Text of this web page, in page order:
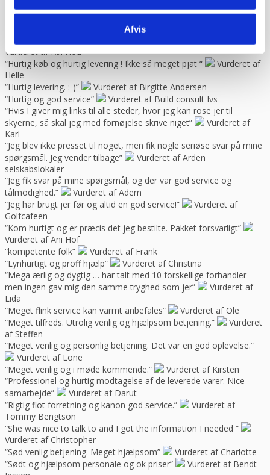
Afvis
“Har købt mange maskiner og fået god hjælp når der har været
Vurderet af Patricia
“Hjemmeside nem og hurtig at overskue samt hurtig betjening”
Vurderet af Kai Hou
“Hurtig køb og hurtig levering ! Ikke så meget pjat “
Vurderet af
Helle
“Hurtig levering. :-)”
Vurderet af Birgitte Andersen
“Hurtig og god service”
Vurderet af Build consult Ivs
“Hvis I giver mig links til alle steder, hvor jeg kan rose jer til
skyerne, så skal jeg med fornøjelse skrive niget”
Vurderet af
Karl
“Jeg blev ikke presset til noget, men fik nogle seriøse svar på mine
spørgsmål. Jeg vender tilbage”
Vurderet af Arden
selskabslokaler
“Jeg fik svar på mine spørgsmål, og der var god service og
tålmodighed.”
Vurderet af Adem
“Jeg har brugt jer før og altid en god service!”
Vurderet af
Golfcafeen
“Kom hurtigt og er præcis det jeg bestilte. Pakket forsvarligt”
Vurderet af Ani Hof
“kompetente folk”
Vurderet af Frank
“Lynhurtigt og proff hjælp”
Vurderet af Christina
“Mega ærlig og dygtig … har talt med 10 forskellige forhandler
men ingen gav mig den samme tryghed som jer”
Vurderet af
Lida
“Meget flink service kan varmt anbefales”
Vurderet af Ole
“Meget tilfreds. Utrolig venlig og hjælpsom betjening.”
Vurderet
af Steffen
“Meget venlig og personlig betjening. Det var en god oplevelse.”
Vurderet af Lone
“Meget venlig og i møde kommende.”
Vurderet af Kirsten
“Professionel og hurtig modtagelse af de leverede varer. Nice
samarbejde”
Vurderet af Darut
“Rigtig flot forretning og kanon god service.”
Vurderet af
Tommy Bengtson
“She was nice to talk to and I got the information I needed “
Vurderet af Christopher
“Sød venlig betjening. Meget hjælpsom”
Vurderet af Charlotte
“Sødt og hjælpsom personale og ok priser”
Vurderet af Bendt